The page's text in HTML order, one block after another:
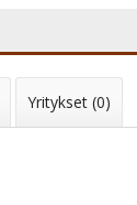
Yritykset (0)